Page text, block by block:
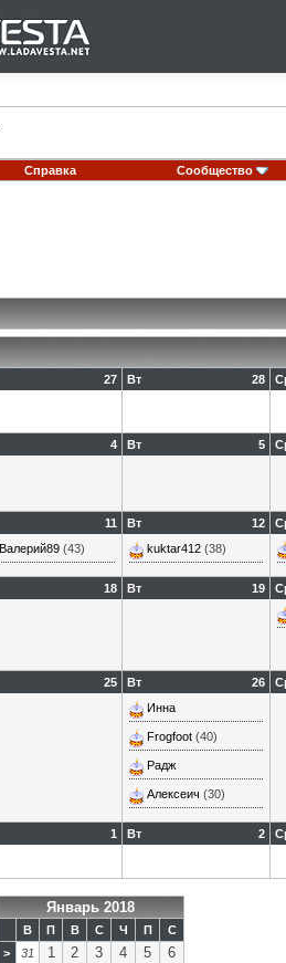
Справка Сообщество
27 28
Вт
4 5
Вт
11
Валерий89 (43)
12
Вт
kuktar412 (38)
18 19
Вт
25 26
Вт
Инна
Frogfoot (40)
Радж
Алексеич (30)
1 2
Вт
Январь 2018
В П В С Ч П
С
>
31 1 2 3 4 5 6